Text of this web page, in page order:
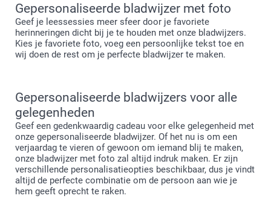
Gepersonaliseerde bladwijzer met foto
Geef je leessessies meer sfeer door je favoriete
herinneringen dicht bij je te houden met onze bladwijzers.
Kies je favoriete foto, voeg een persoonlijke tekst toe en
wij doen de rest om je perfecte bladwijzer te maken.
Gepersonaliseerde bladwijzers voor alle
gelegenheden
Geef een gedenkwaardig cadeau voor elke gelegenheid met
onze gepersonaliseerde bladwijzer. Of het nu is om een
verjaardag te vieren of gewoon om iemand blij te maken,
onze bladwijzer met foto zal altijd indruk maken. Er zijn
verschillende personalisatieopties beschikbaar, dus je vindt
altijd de perfecte combinatie om de persoon aan wie je
hem geeft oprecht te raken.